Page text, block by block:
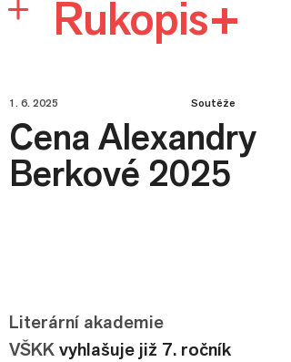
Rukopis+
1. 6. 2025 Soutěže
Cena Alexandry
Berkové 2025
Literární akademie
VŠKK vyhlašuje již 7. ročník